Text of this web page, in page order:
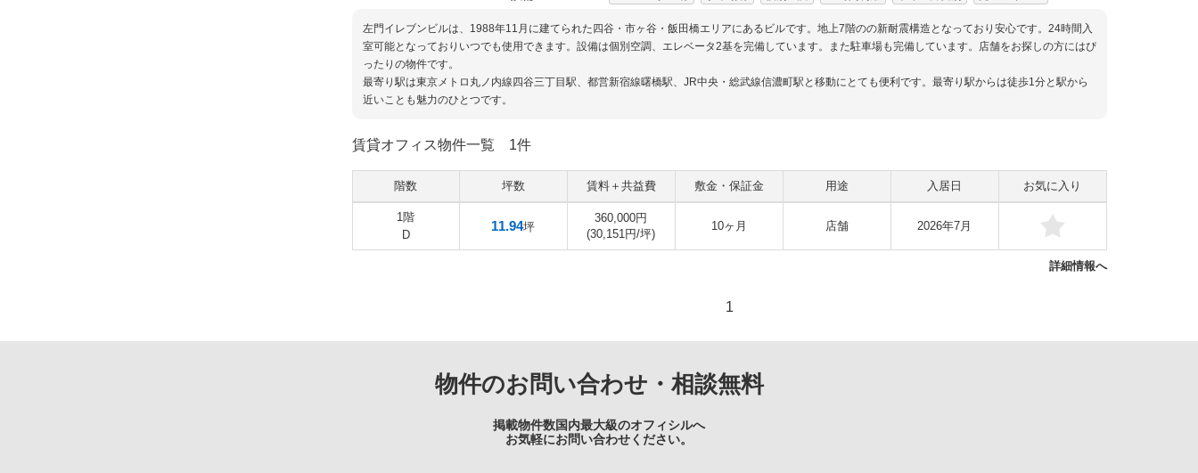
左門イレブンビルは、1988年11月に建てられた四谷・市ヶ谷・飯田橋エリアにあるビルです。地上7階のの新耐震構造となっており安心です。24時間入
室可能となっておりいつでも使用できます。設備は個別空調、エレベータ2基を完備しています。また駐車場も完備しています。店舗をお探しの方にはぴ
ったりの物件です。
最寄り駅は東京メトロ丸ノ内線四谷三丁目駅、都営新宿線曙橋駅、JR中央・総武線信濃町駅と移動にとても便利です。最寄り駅からは徒歩1分と駅から
近いことも魅力のひとつです。
賃貸オフィス物件一覧 1件
階数 坪数 賃料＋共益費 敷金・保証金 用途 入居日 お気に入り
1階
D
11.94坪
360,000円
(30,151円/坪)
10ヶ月 店舗 2026年7月
詳細情報へ
1
物件のお問い合わせ・相談無料
掲載物件数国内最大級のオフィシルへ
お気軽にお問い合わせください。